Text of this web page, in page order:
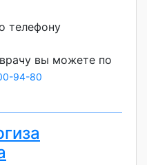
телефону
вы можете по
94-80